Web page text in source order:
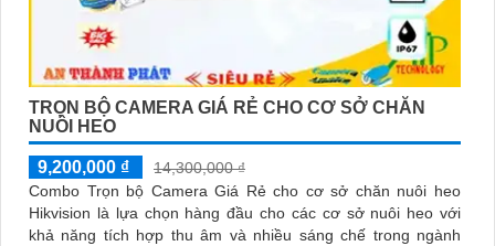
TRỌN BỘ CAMERA GIÁ RẺ CHO CƠ SỞ CHĂN
NUÔI HEO
9,200,000 ₫
14,300,000 ₫
Combo Trọn bộ Camera Giá Rẻ cho cơ sở chăn nuôi heo
Hikvision là lựa chọn hàng đầu cho các cơ sở nuôi heo với
khả năng tích hợp thu âm và nhiều sáng chế trong ngành